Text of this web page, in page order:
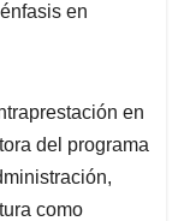
en
en
del programa
como